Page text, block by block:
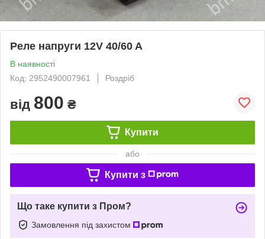
Реле напруги 12V 40/60 A
В наявності
Код: 2952490007961
Роздріб
від 800 ₴
Купити
або
Купити з
Що таке купити з Пром?
Замовлення під захистом